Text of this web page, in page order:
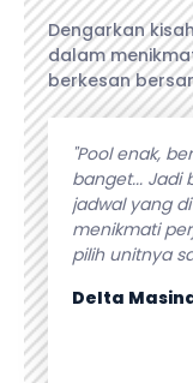
Dengarkan
dalam
berkesan
bus
"Pool enak,
banget... Jadi
jadwal yang
menikmati
pilih unitnya
Delta